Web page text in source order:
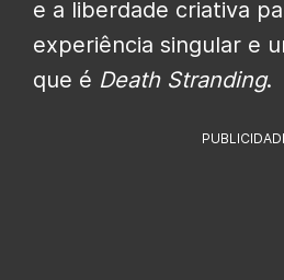
e a liberdade criativa
experiência singular e
que é Death Stranding.